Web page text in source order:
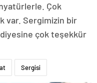
Çok
var. Sergimizin bir
çok teşekkür
Sergisi